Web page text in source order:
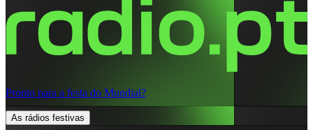
Pronto para a festa do Mundial?
As rádios festivas